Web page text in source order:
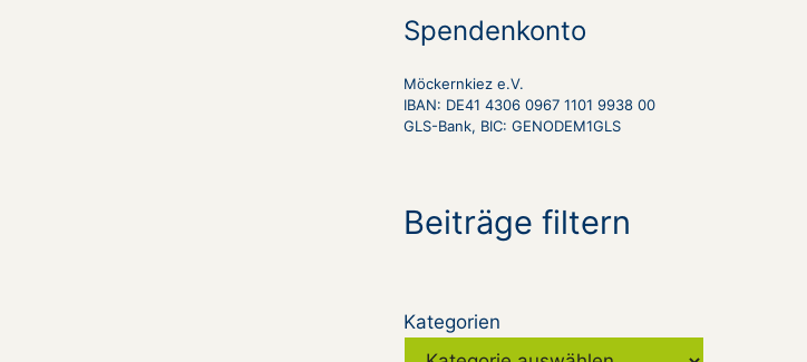
Spendenkonto
Möckernkiez e.V.
IBAN: DE41 4306 0967 1101 9938 00
GLS-Bank, BIC: GENODEM1GLS
Beiträge filtern
Kategorien